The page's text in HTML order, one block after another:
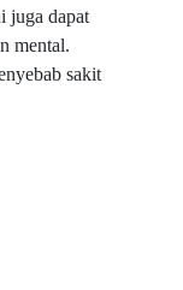
juga dapat
mental.
sakit